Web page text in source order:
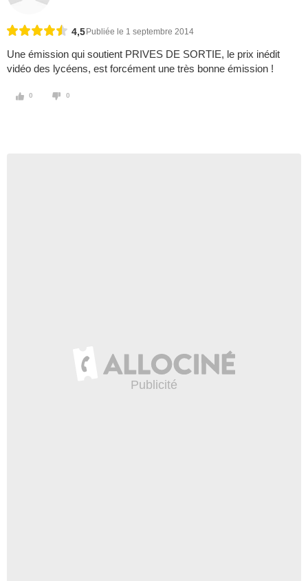
4,5 Publiée le 1 septembre 2014
Une émission qui soutient PRIVES DE SORTIE, le prix inédit
vidéo des lycéens, est forcément une très bonne émission !
0 0